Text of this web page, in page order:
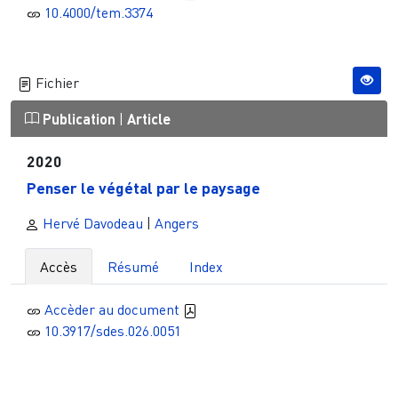
10.4000/tem.3374
Fichier
Publication | Article
2020
Penser le végétal par le paysage
Hervé Davodeau | Angers
Accès Résumé Index
Accèder au document
10.3917/sdes.026.0051